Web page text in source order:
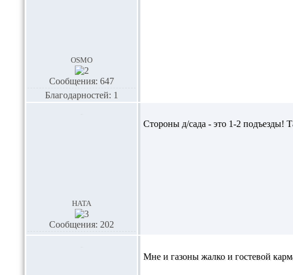
osmo
Сообщения: 647
Благодарностей: 1
ната
Сообщения: 202
Стороны д/сада - это 1-2 подъезды!
Мне и газоны жалко и гостевой